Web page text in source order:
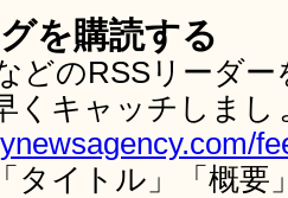
を購読する
どのRSSリーダ
くキャッチしま
タイトル」「概要